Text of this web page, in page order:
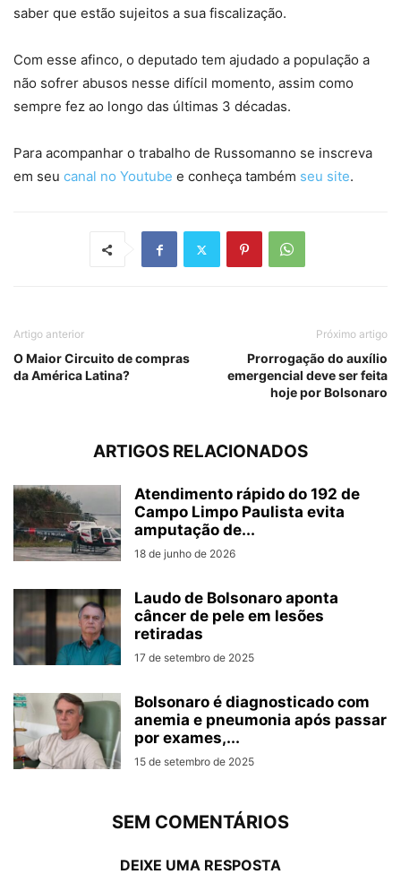
saber que estão sujeitos a sua fiscalização.
Com esse afinco, o deputado tem ajudado a população a
não sofrer abusos nesse difícil momento, assim como
sempre fez ao longo das últimas 3 décadas.
Para acompanhar o trabalho de Russomanno se inscreva
em seu canal no Youtube e conheça também seu site.
Artigo anterior
O Maior Circuito de compras
da América Latina?
Próximo artigo
Prorrogação do auxílio
emergencial deve ser feita
hoje por Bolsonaro
ARTIGOS RELACIONADOS
Atendimento rápido do 192 de
Campo Limpo Paulista evita
amputação de...
18 de junho de 2026
Laudo de Bolsonaro aponta
câncer de pele em lesões
retiradas
17 de setembro de 2025
Bolsonaro é diagnosticado com
anemia e pneumonia após passar
por exames,...
15 de setembro de 2025
SEM COMENTÁRIOS
DEIXE UMA RESPOSTA